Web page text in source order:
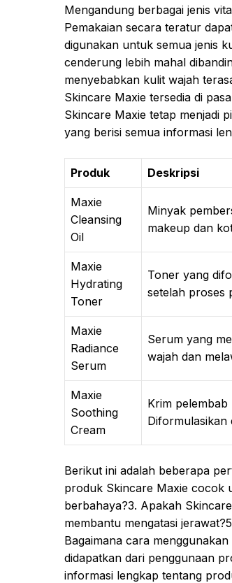
Mengandung berbagai jenis
Pemakaian secara teratur
digunakan untuk semua jenis
cenderung lebih mahal
menyebabkan kulit wajah
Skincare Maxie tersedia di
Skincare Maxie tetap menjadi
yang berisi semua informasi
Produk Deskripsi
Maxie
Cleansing
Oil
Minyak
makeup dan
Maxie
Hydrating
Toner
Toner yang
setelah proses
Maxie
Radiance
Serum
Serum yang
wajah dan
Maxie
Soothing
Cream
Krim
Diformulasikan
Berikut ini adalah beberapa
produk Skincare Maxie cocok
berbahaya?3. Apakah
membantu mengatasi
Bagaimana cara
didapatkan dari penggunaan
informasi lengkap tentang